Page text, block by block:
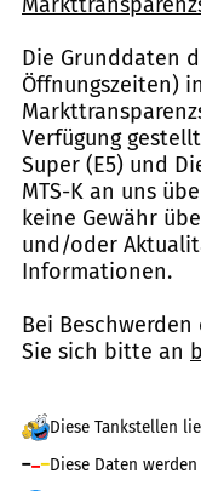
Die Grunddaten
Öffnungszeiten)
Verfügung
Super (E5) und
MTS-K an uns
keine Gewähr
und/oder
Informationen.
Bei
Sie sich bitte an
Diese Tankstellen
Diese Daten